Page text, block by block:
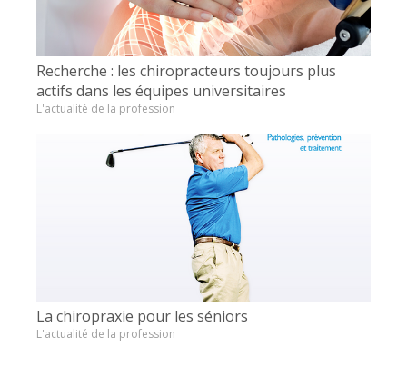
Recherche : les chiropracteurs toujours plus
actifs dans les équipes universitaires
L'actualité de la profession
La chiropraxie pour les séniors
L'actualité de la profession